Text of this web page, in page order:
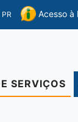
Acesso à
SERVIÇOS